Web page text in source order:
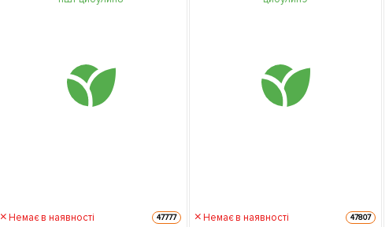
Немає в наявності 47777 Немає в наявності 47807